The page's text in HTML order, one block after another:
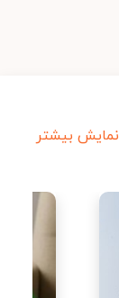
نمایش بیشتر